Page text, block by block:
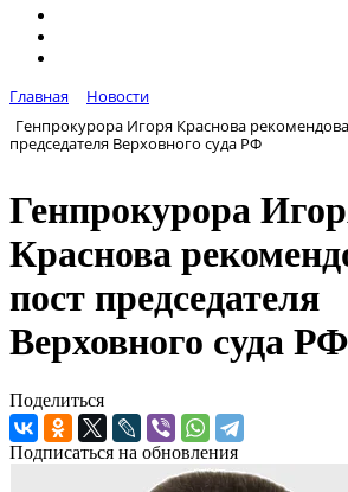
Главная
Новости
Генпрокурора Игоря Краснова
председателя Верховного суда РФ
Генпрокурора
Краснова
пост председателя
Верховного суда РФ
Поделиться
Подписаться на обновления